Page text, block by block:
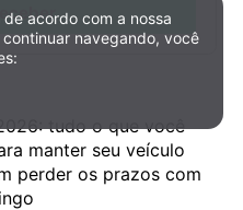
tudo o que você
manter seu veículo
perder os prazos com
acordo com a nossa
continuar navegando, você